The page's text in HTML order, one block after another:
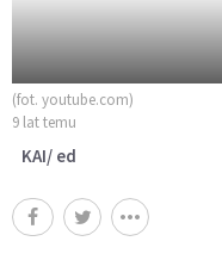
(fot. youtube.com)
9 lat temu
KAI/ ed